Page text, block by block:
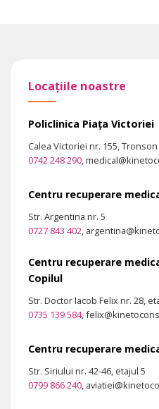
Locațiile noastre
Policlinica Piața Victoriei
Calea Victoriei nr. 155,
0742 248 290,
Centru recuperare
Str. Argentina nr. 5
0727 843 402,
Centru recuperare
Copilul
Str. Doctor Iacob Felix nr. 28,
0735 139 584,
Centru recuperare
Str. Siriului nr. 42-46, etajul 5
0799 866 240,